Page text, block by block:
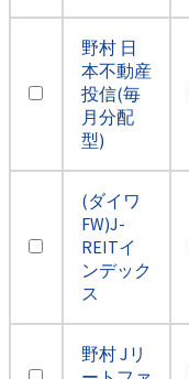
野村 日
本不動産
投信(毎
月分配
型)
(ダイワ
FW)J-
REITイ
ンデック
ス
野村 Jリ